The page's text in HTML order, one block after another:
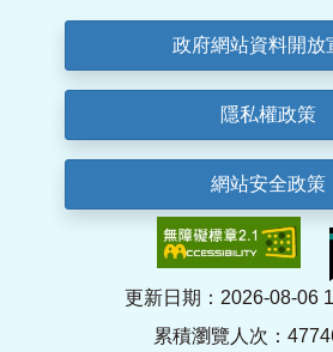
政府網站資料開放
隱私權政策
網站安全政策
更新日期：2026-08-06
累積瀏覽人次：